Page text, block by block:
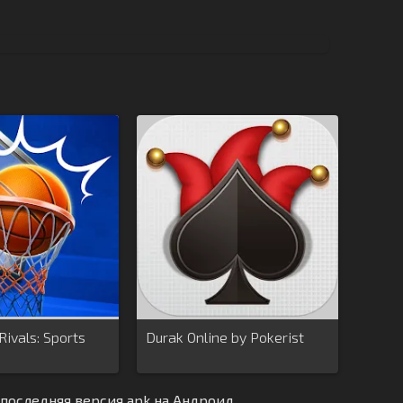
Sports
Durak Online by Pokerist